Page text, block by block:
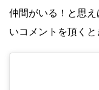
仲間がいる！と思
いコメントを頂くと